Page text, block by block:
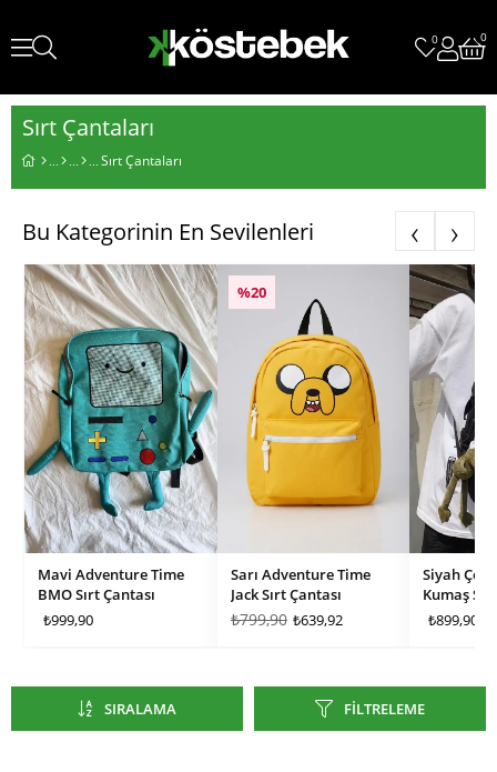
0 0
Sırt Çantaları
Sırt Çantaları
Bu Kategorinin En Sevilenleri ‹ ›
Mavi Adventure Time
BMO Sırt Çantası
₺999,90
Sarı Adventure Time
Jack Sırt Çantası
₺799,90 ₺639,92
%20
Siyah Çok
Kumaş
₺899,90
FILTRELEME
SIRALAMA